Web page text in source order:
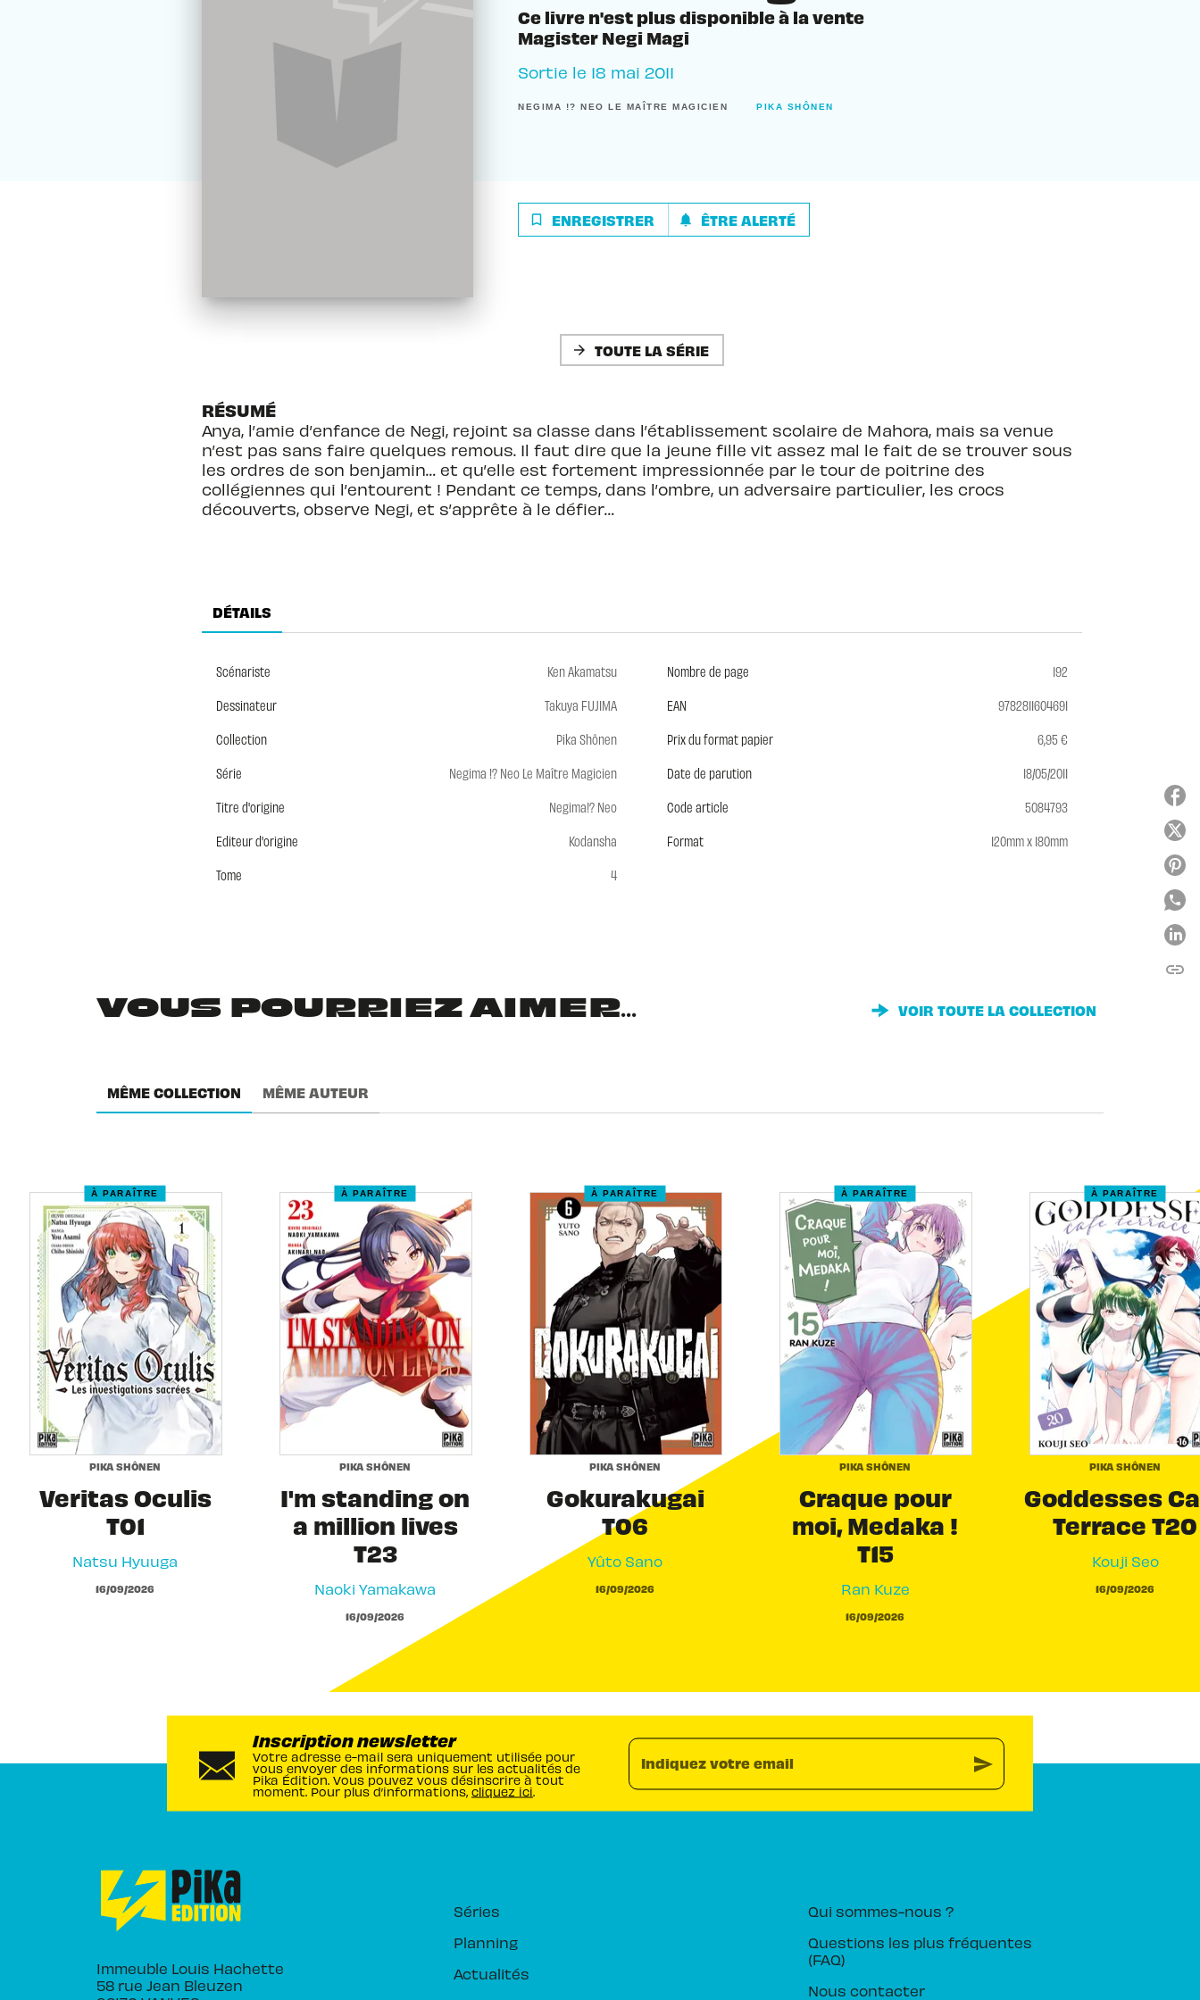
Ce livre n'est plus disponible à la vente
Magister Negi Magi
Sortie le 18 mai 2011
NEGIMA !? NEO LE MAÎTRE MAGICIEN PIKA SHÔNEN
bookmark_border ENREGISTRER notifications ÊTRE ALERTÉ
arrow_forward TOUTE LA SÉRIE
RÉSUMÉ
Anya, l’amie d’enfance de Negi, rejoint sa classe dans l’établissement scolaire de Mahora, mais sa venue
n’est pas sans faire quelques remous. Il faut dire que la jeune fille vit assez mal le fait de se trouver sous
les ordres de son benjamin… et qu’elle est fortement impressionnée par le tour de poitrine des
collégiennes qui l’entourent ! Pendant ce temps, dans l’ombre, un adversaire particulier, les crocs
découverts, observe Negi, et s’apprête à le défier…
DÉTAILS
Scénariste
Ken Akamatsu
Dessinateur
Takuya FUJIMA
Collection
Pika Shônen
Série
Negima !? Neo Le Maître Magicien
Titre d'origine
Negima!? Neo
Editeur d'origine
Kodansha
Tome
4
Nombre de page
192
EAN
9782811604691
Prix du format papier
6,95 €
Date de parution
18/05/2011
Code article
5084793
Format
120mm x 180mm
VOUS POURRIEZ AIMER... VOIR TOUTE LA COLLECTION
MÊME COLLECTION MÊME AUTEUR
À PARAÎTRE
PIKA SHÔNEN
Veritas Oculis
T01
Natsu Hyuuga
16/09/2026
À PARAÎTRE
PIKA SHÔNEN
I'm standing on
a million lives
T23
Naoki Yamakawa
16/09/2026
À PARAÎTRE
PIKA SHÔNEN
Gokurakugai
T06
Yûto Sano
16/09/2026
À PARAÎTRE
PIKA SHÔNEN
Craque pour
moi, Medaka !
T15
Ran Kuze
16/09/2026
À PARAÎTRE
PIKA SHÔNEN
Goddesses
Terrace T20
Kouji Seo
16/09/2026
link
Inscription newsletter
Votre adresse e-mail sera uniquement utilisée pour
vous envoyer des informations sur les actualités de
Pika Édition. Vous pouvez vous désinscrire à tout
moment. Pour plus d’informations, cliquez ici.
Indiquez votre email send
Immeuble Louis Hachette
58 rue Jean Bleuzen
Séries
Planning
Actualités
Qui sommes-nous ?
Questions les plus fréquentes
(FAQ)
Nous contacter